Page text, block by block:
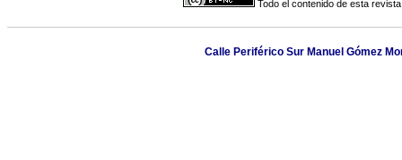
Todo el contenido de esta
Calle Periférico Sur Manuel Gómez